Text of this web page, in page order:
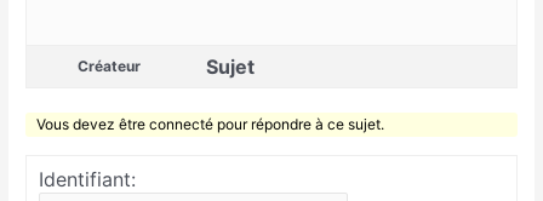
Créateur Sujet
Vous devez être connecté pour répondre à ce sujet.
Identifiant: